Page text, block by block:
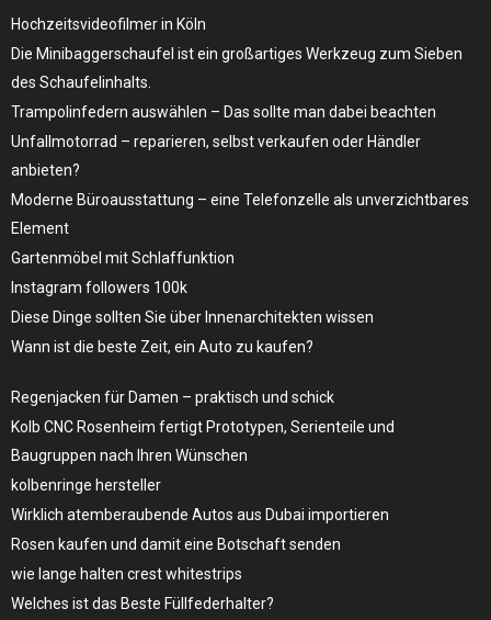
Hochzeitsvideofilmer in Köln
Die Minibaggerschaufel ist ein großartiges Werkzeug zum Sieben
des Schaufelinhalts.
Trampolinfedern auswählen – Das sollte man dabei beachten
Unfallmotorrad – reparieren, selbst verkaufen oder Händler
anbieten?
Moderne Büroausstattung – eine Telefonzelle als unverzichtbares
Element
Gartenmöbel mit Schlaffunktion
Instagram followers 100k
Diese Dinge sollten Sie über Innenarchitekten wissen
Wann ist die beste Zeit, ein Auto zu kaufen?
Regenjacken für Damen – praktisch und schick
Kolb CNC Rosenheim fertigt Prototypen, Serienteile und
Baugruppen nach Ihren Wünschen
kolbenringe hersteller
Wirklich atemberaubende Autos aus Dubai importieren
Rosen kaufen und damit eine Botschaft senden
wie lange halten crest whitestrips
Welches ist das Beste Füllfederhalter?